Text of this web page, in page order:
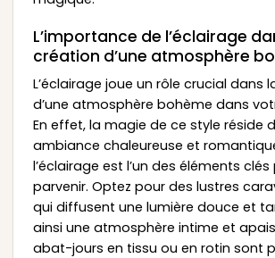
L’importance de l’éclairage
création d’une atmosphère
L’éclairage joue un rôle crucial dans
d’une atmosphère bohème dans
En effet, la magie de ce style réside
ambiance chaleureuse et
l’éclairage est l’un des éléments clés
parvenir. Optez pour des lustres
qui diffusent une lumière douce et
ainsi une atmosphère intime et
abat-jours en tissu ou en rotin sont